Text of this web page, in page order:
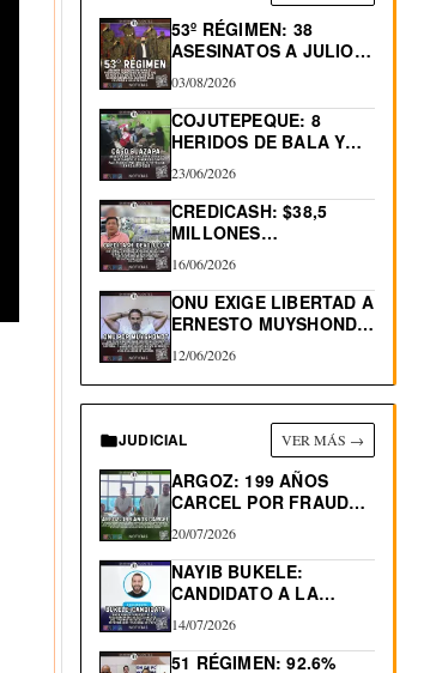
53º RÉGIMEN: 38
ASESINATOS A JULIO
2026.…
03/08/2026
COJUTEPEQUE: 8
HERIDOS DE BALA Y
0…
23/06/2026
CREDICASH: $38,5
MILLONES
INCAUTADOS. INICIAN
DEVOLUCIÓN
16/06/2026
ONU EXIGE LIBERTAD A
ERNESTO MUYSHONDT,
CONDENADO…
12/06/2026
JUDICIAL VER MÁS →
ARGOZ: 199 AÑOS
CARCEL POR FRAUDES
INMOBILIARIOS
20/07/2026
NAYIB BUKELE:
CANDIDATO A LA
REELECCIÓN 2027
14/07/2026
51 RÉGIMEN: 92.6%